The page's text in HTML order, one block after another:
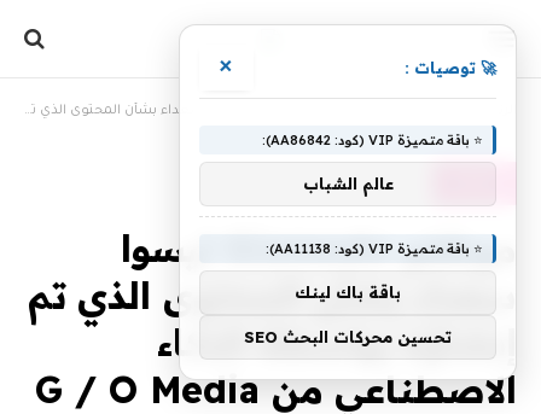
موظفو Gizmodo ليسوا
سعداء بشأن المحتوى الذي تم
إنشاؤه بواسطة الذكاء
الاصطناعي من G / O Media
🚀 توصيات : ×
⭐ باقة متميزة VIP (كود: AA86842):
عالم الشباب
⭐ باقة متميزة VIP (كود: AA11138):
باقة باك لينك
تحسين محركات البحث SEO